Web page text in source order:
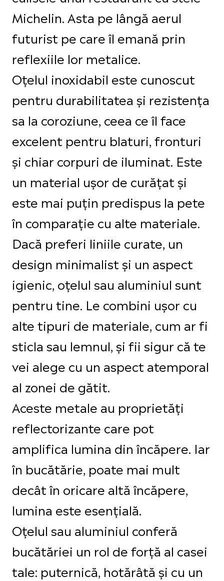
Michelin. Asta pe lângă aerul
futurist pe care îl emană prin
reflexiile lor metalice.
Oțelul inoxidabil este cunoscut
pentru durabilitatea și rezistența
sa la coroziune, ceea ce îl face
excelent pentru blaturi, fronturi
și chiar corpuri de iluminat. Este
un material ușor de curățat și
este mai puțin predispus la pete
în comparație cu alte materiale.
Dacă preferi liniile curate, un
design minimalist și un aspect
igienic, oțelul sau aluminiul sunt
pentru tine. Le combini ușor cu
alte tipuri de materiale, cum ar fi
sticla sau lemnul, și fii sigur că te
vei alege cu un aspect atemporal
al zonei de gătit.
Aceste metale au proprietăți
reflectorizante care pot
amplifica lumina din încăpere. Iar
în bucătărie, poate mai mult
decât în oricare altă încăpere,
lumina este esențială.
Oțelul sau aluminiul conferă
bucătăriei un rol de forță al casei
tale: puternică, hotărâtă și cu un